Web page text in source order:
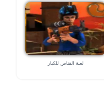
لعبة القناص للكبار